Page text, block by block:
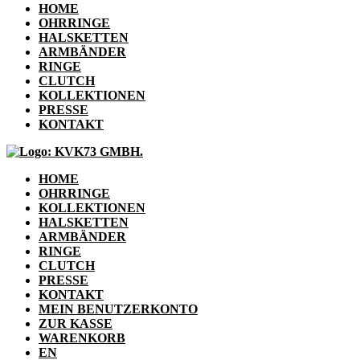
HOME
OHRRINGE
HALSKETTEN
ARMBÄNDER
RINGE
CLUTCH
KOLLEKTIONEN
PRESSE
KONTAKT
HOME
OHRRINGE
KOLLEKTIONEN
HALSKETTEN
ARMBÄNDER
RINGE
CLUTCH
PRESSE
KONTAKT
MEIN BENUTZERKONTO
ZUR KASSE
WARENKORB
EN